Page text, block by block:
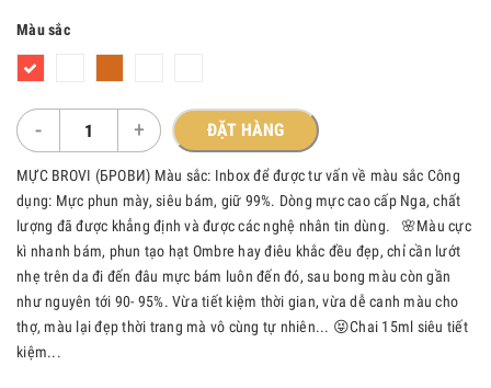
Màu sắc
- + ĐẶT HÀNG
MỰC BROVI (БРОВИ) Màu sắc: Inbox để được tư vấn về màu sắc Công
dụng: Mực phun mày, siêu bám, giữ 99%. Dòng mực cao cấp Nga, chất
lượng đã được khẳng định và được các nghệ nhân tin dùng. 🌸Màu cực
kì nhanh bám, phun tạo hạt Ombre hay điêu khắc đều đẹp, chỉ cần lướt
nhẹ trên da đi đến đâu mực bám luôn đến đó, sau bong màu còn gần
như nguyên tới 90- 95%. Vừa tiết kiệm thời gian, vừa dễ canh màu cho
thợ, màu lại đẹp thời trang mà vô cùng tự nhiên... 😝Chai 15ml siêu tiết
kiệm...